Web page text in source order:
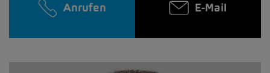
Anrufen E-Mail